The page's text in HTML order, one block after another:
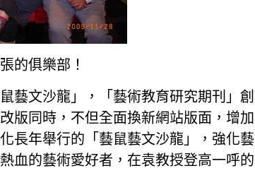
的俱樂部！
藝文沙龍」，「藝術教育研究期刊」創
版同時，不但全面換新網站版面，增加
長年舉行的「藝鼠藝文沙龍」，強化藝
血的藝術愛好者，在袁教授登高一呼的